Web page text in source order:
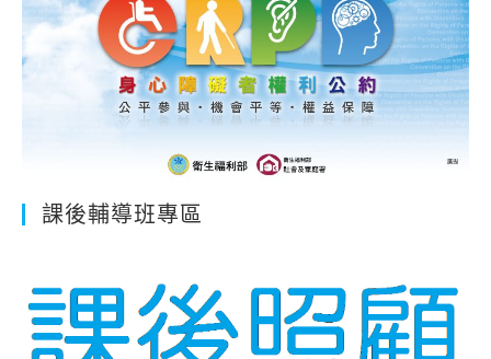
課後輔導班專區